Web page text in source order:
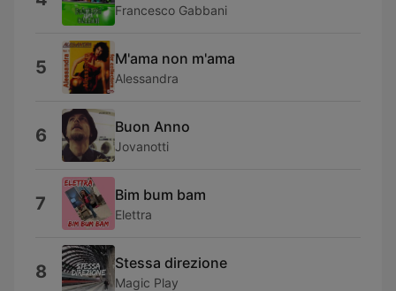
Francesco Gabbani
5 M'ama non m'ama
Alessandra
6 Buon Anno
Jovanotti
7 Bim bum bam
Elettra
8 Stessa direzione
Magic Play